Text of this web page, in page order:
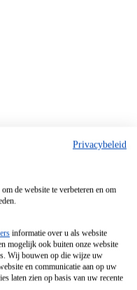
Privacybeleid
de website te verbeteren en om
informatie over u als website
mogelijk ook buiten onze website
Wij bouwen op die wijze uw
en communicatie aan op uw
laten zien op basis van uw recente